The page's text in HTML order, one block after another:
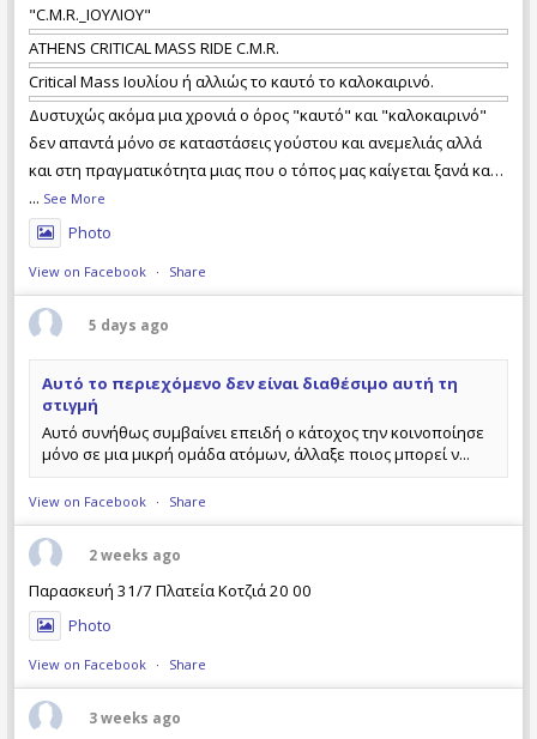
"C.M.R._ΙΟΥΛΙΟΥ"
ATHENS CRITICAL MASS RIDE C.M.R.
Critical Mass Ιουλίου ή αλλιώς το καυτό το καλοκαιρινό.
Δυστυχώς ακόμα μια χρονιά ο όρος "καυτό" και "καλοκαιρινό"
δεν απαντά μόνο σε καταστάσεις γούστου και ανεμελιάς αλλά
και στη πραγματικότητα μιας που ο τόπος μας καίγεται ξανά και
με απώλειες ανθρώπινων ζωών. Τι φταίει και τι όχι, ποιός έχει
τις ευθύνες και ποιός όχι, ας το αναλογιστεί ο καθέν
... See More
Photo
View on Facebook · Share
5 days ago
Αυτό το περιεχόμενο δεν είναι διαθέσιμο αυτή τη
στιγμή
Αυτό συνήθως συμβαίνει επειδή ο κάτοχος την κοινοποίησε
μόνο σε μια μικρή ομάδα ατόμων, άλλαξε ποιος μπορεί ν...
View on Facebook · Share
2 weeks ago
Παρασκευή 31/7 Πλατεία Κοτζιά 20 00
Photo
View on Facebook · Share
3 weeks ago